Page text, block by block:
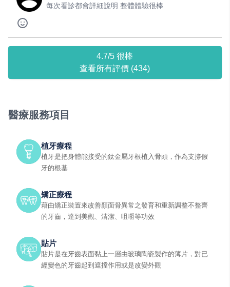
每次看診都會詳細說明 整體體驗很棒
4.7/5 很棒
查看所有評價 (434)
醫療服務項目
植牙療程
植牙是把身體能接受的鈦金屬牙根植入骨頭，作為支撐假
牙的根基
矯正療程
藉由矯正裝置來改善顏面骨異常之發育和重新調整不整齊
的牙齒，達到美觀、清潔、咀嚼等功效
貼片
貼片是在牙齒表面黏上一層由玻璃陶瓷製作的薄片，對已
經變色的牙齒起到遮擋作用或是改變外觀